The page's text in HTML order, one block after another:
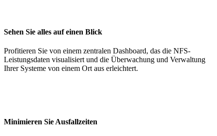
Sehen Sie alles auf einen Blick
Profitieren Sie von einem zentralen Dashboard, das die NFS-
Leistungsdaten visualisiert und die Überwachung und Verwaltung
Ihrer Systeme von einem Ort aus erleichtert.
Minimieren Sie Ausfallzeiten